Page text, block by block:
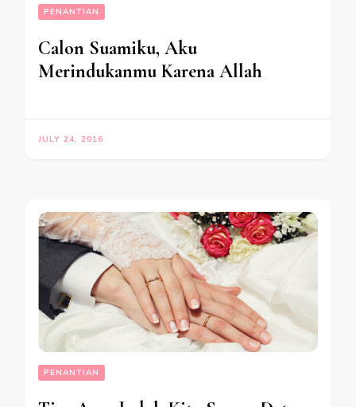
PENANTIAN
Calon Suamiku, Aku
Merindukanmu Karena Allah
JULY 24, 2016
PENANTIAN